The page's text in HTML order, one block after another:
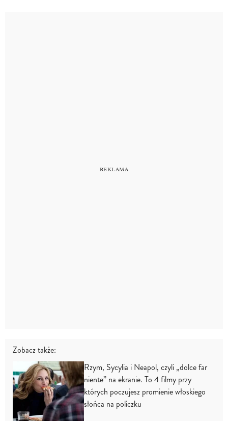
Zobacz także:
Rzym, Sycylia i Neapol, czyli „dolce far
niente” na ekranie. To 4 filmy przy
których poczujesz promienie włoskiego
słońca na policzku